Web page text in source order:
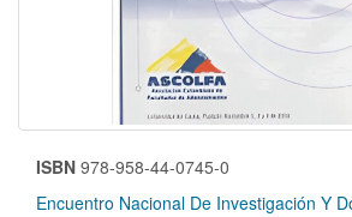
ISBN 978-958-44-0745-0
Encuentro Nacional De Investigación Y